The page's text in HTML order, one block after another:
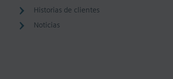
Historias de clientes
Noticias